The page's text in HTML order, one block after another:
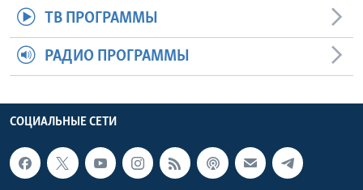
ТВ ПРОГРАММЫ
РАДИО ПРОГРАММЫ
СОЦИАЛЬНЫЕ СЕТИ